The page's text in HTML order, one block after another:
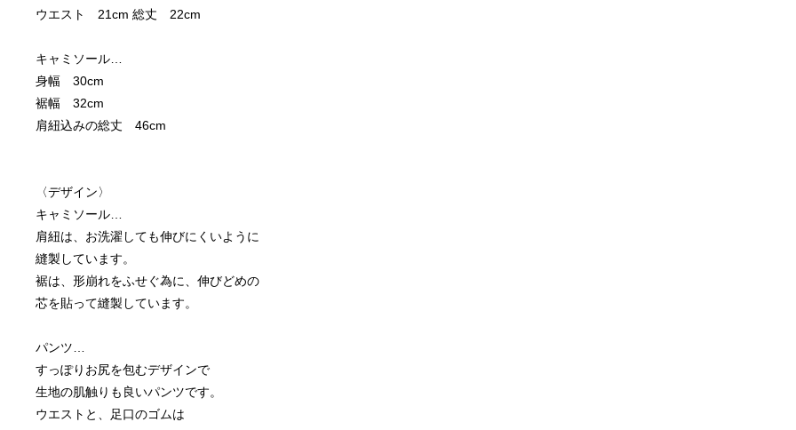
ウエスト　21cm 総丈　22cm
キャミソール…
身幅　30cm
裾幅　32cm
肩紐込みの総丈　46cm
〈デザイン〉
キャミソール…
肩紐は、お洗濯しても伸びにくいように
縫製しています。
裾は、形崩れをふせぐ為に、伸びどめの
芯を貼って縫製しています。
パンツ…
すっぽりお尻を包むデザインで
生地の肌触りも良いパンツです。
ウエストと、足口のゴムは